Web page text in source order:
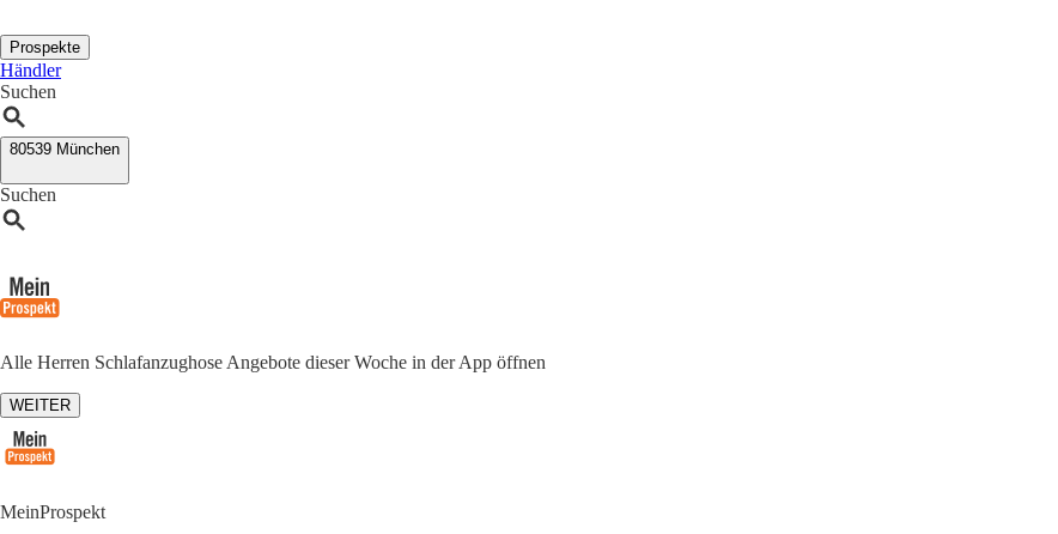
Prospekte
Händler
Suchen
80539 München
Suchen
Alle Herren Schlafanzughose Angebote dieser Woche in der App öffnen
WEITER
MeinProspekt